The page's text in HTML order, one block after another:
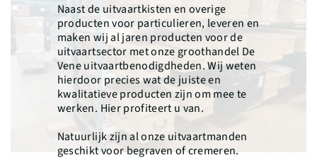
Naast de uitvaartkisten en overige
producten voor particulieren, leveren en
maken wij al jaren producten voor de
uitvaartsector met onze groothandel De
Vene uitvaartbenodigdheden. Wij weten
hierdoor precies wat de juiste en
kwalitatieve producten zijn om mee te
werken. Hier profiteert u van.
Natuurlijk zijn al onze uitvaartmanden
geschikt voor begraven of cremeren.